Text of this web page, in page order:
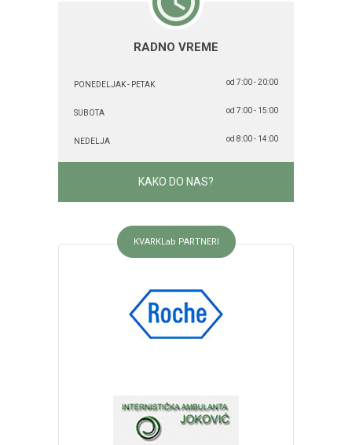
RADNO VREME
PONEDELJAK - PETAK od 7:00 - 20:00
SUBOTA od 7:00 - 15:00
NEDELJA od 8:00 - 14:00
KAKO DO NAS?
KVARKLab PARTNERI